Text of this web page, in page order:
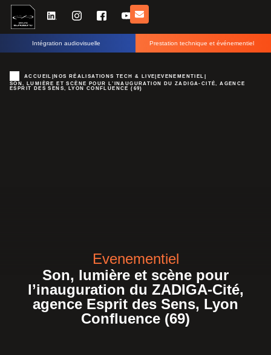
Intégration audiovisuelle Prestation technique et événementiel
ACCUEIL NOS RÉALISATIONS TECH & LIVE EVENEMENTIEL
SON, LUMIÈRE ET SCÈNE POUR L’INAUGURATION DU ZADIGA-CITÉ, AGENCE
ESPRIT DES SENS, LYON CONFLUENCE (69)
Evenementiel
Son, lumière et scène pour
l’inauguration du ZADIGA-Cité,
agence Esprit des Sens, Lyon
Confluence (69)